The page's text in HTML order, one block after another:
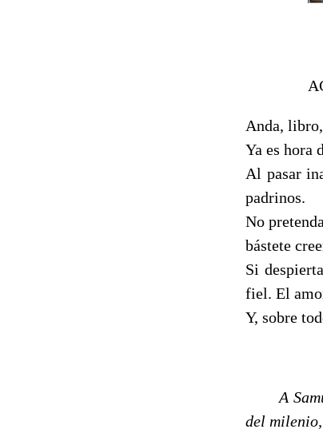
Anda,
Ya es hora
Al pasar
padrinos.
No
bástete
Si
fiel. El
Y, sobre
A
del